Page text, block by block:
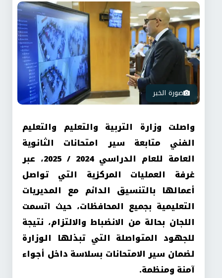
صورة الخبر
واصلت وزارة التربية والتعليم والتعليم
الفني متابعة سير امتحانات الثانوية
العامة للعام الدراسي 2024 / 2025، عبر
غرفة العمليات المركزية التي تواصل
أعمالها بالتنسيق الدائم مع المديريات
التعليمية بجميع المحافظات، حيث اتسمت
اللجان بحالة من الانضباط والالتزام، نتيجة
للجهود المتواصلة التي تبذلها الوزارة
لضمان سير الامتحانات بسلاسة داخل أجواء
آمنة ومنظمة.